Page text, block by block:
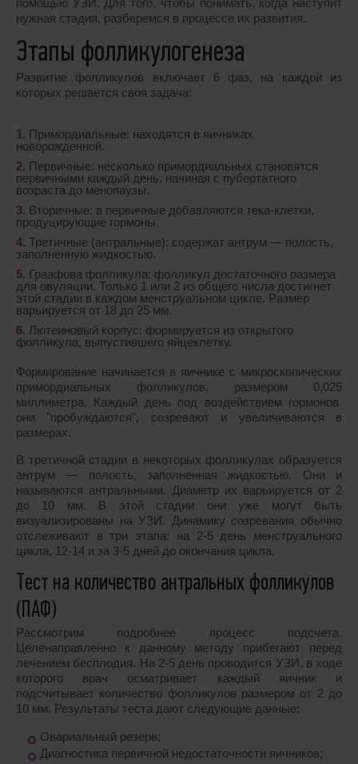
нужная стадия, разберемся в процессе их развития.
Этапы фолликулогенеза
Развитие фолликулов включает 6 фаз, на каждой из
которых решается своя задача:
Примордиальные: находятся в яичниках
новорожденной.
Первичные: несколько примордиальных становятся
первичными каждый день, начиная с пубертатного
возраста до менопаузы.
Вторичные: в первичные добавляются тека-клетки,
продуцирующие гормоны.
Третичные (антральные): содержат антрум ― полость,
заполненную жидкостью.
Граафова фолликула: фолликул достаточного размера
для овуляции. Только 1 или 2 из общего числа достигнет
этой стадии в каждом менструальном цикле. Размер
варьируется от 18 до 25 мм.
Лютеиновый корпус: формируется из открытого
фолликула, выпустившего яйцеклетку.
Формирование начинается в яичнике с микроскопических
примордиальных фолликулов, размером 0,025
миллиметра. Каждый день под воздействием гормонов
они "пробуждаются", созревают и увеличиваются в
размерах.
В третичной стадии в некоторых фолликулах образуется
антрум ― полость, заполненная жидкостью. Они и
называются антральными. Диаметр их варьируется от 2
до 10 мм. В этой стадии они уже могут быть
визуализированы на УЗИ. Динамику созревания обычно
отслеживают в три этапа: на 2-5 день менструального
цикла, 12-14 и за 3-5 дней до окончания цикла.
Тест на количество антральных фолликулов
(ПАФ)
Рассмотрим подробнее процесс подсчета.
Целенаправленно к данному методу прибегают перед
лечением бесплодия. На 2-5 день проводится УЗИ, в ходе
которого врач осматривает каждый яичник и
подсчитывает количество фолликулов размером от 2 до
10 мм. Результаты теста дают следующие данные:
Овариальный резерв;
Диагностика первичной недостаточности яичников;